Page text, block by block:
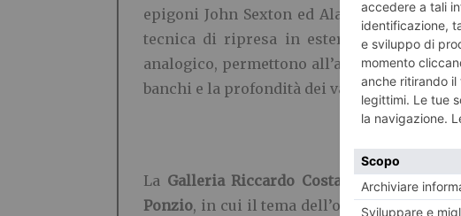
epigoni John Sexton ed Alan Ross, con i
tecnica di ripresa in esterni con grande
analogico, permettono all’autore di
banchi e la profondità dei valori tonali e
La Galleria Riccardo Costantini
Ponzio, in cui il tema dell’onda, intesa